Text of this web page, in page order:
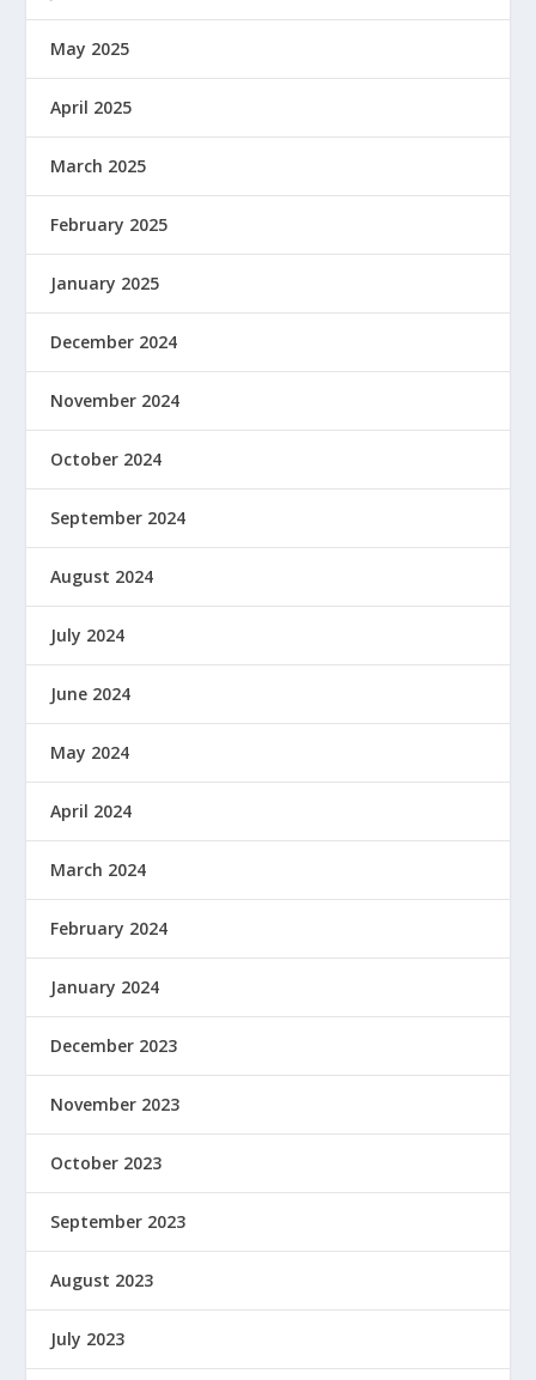
May 2025
April 2025
March 2025
February 2025
January 2025
December 2024
November 2024
October 2024
September 2024
August 2024
July 2024
June 2024
May 2024
April 2024
March 2024
February 2024
January 2024
December 2023
November 2023
October 2023
September 2023
August 2023
July 2023